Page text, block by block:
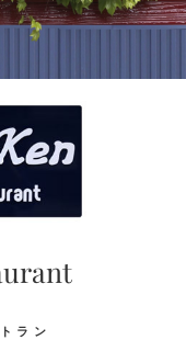
ラン